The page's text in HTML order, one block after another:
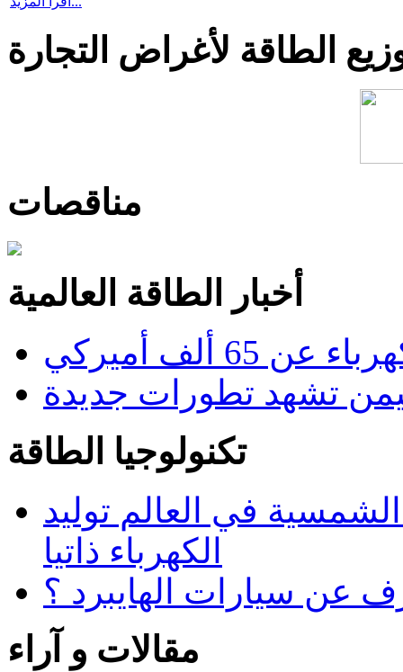
الطاقة لأغراض التجارة
مناقصات
أخبار الطاقة العالمية
ألف أميركي
تشهد تطورات جديدة
تكنولوجيا الطاقة
في العالم توليد
الكهرباء ذاتيا
عن سيارات الهايبرد ؟
مقالات و آراء